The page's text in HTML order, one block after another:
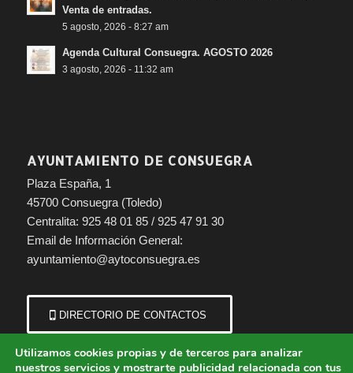
#Responsabilidad
Venta de entradas.
5 agosto, 2026 - 8:27 am
Agenda Cultural Consuegra. AGOSTO 2026
3 agosto, 2026 - 11:32 am
AYUNTAMIENTO DE CONSUEGRA
Plaza España, 1
45700 Consuegra (Toledo)
Centralita: 925 48 01 85 / 925 47 91 30
Email de Información General:
ayuntamiento@aytoconsuegra.es
DIRECTORIO DE CONTACTOS
Utilizamos cookies propias y de terceros para analizar
nuestros servicios y mostrarte publicidad relacionada con tus